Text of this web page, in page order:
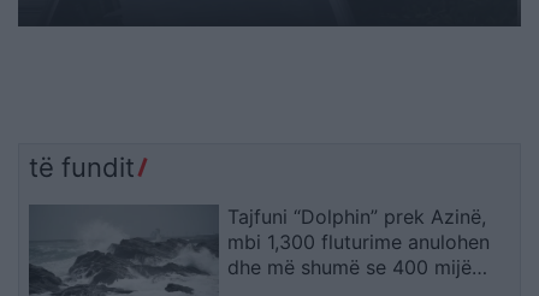
të fundit
Tajfuni “Dolphin” prek Azinë,
mbi 1,300 fluturime anulohen
dhe më shumë se 400 mijë